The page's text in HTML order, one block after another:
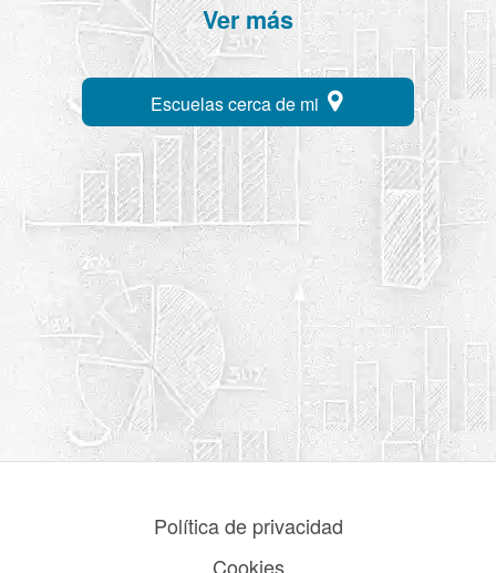
Ver más
Escuelas cerca de mi
Política de privacidad
Cookies